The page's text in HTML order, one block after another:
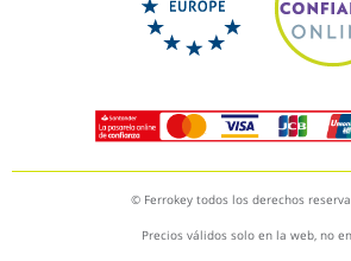
© Ferrokey todos los derechos
Precios válidos solo en la web, no